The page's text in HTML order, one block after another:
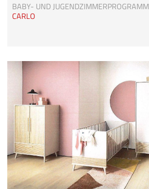
BABY- UND JUGENDZIMMERPROGRAMM
CARLO